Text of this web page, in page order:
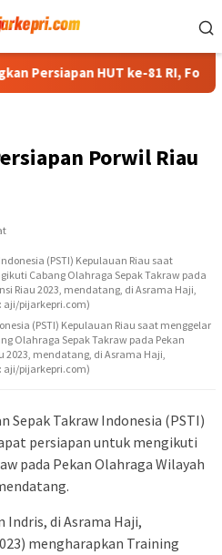
HUT ke-81 RI, Formasi
Porwil Riau
(PSTI) Kepulauan Riau saat menggelar
Olahraga Sepak Takraw pada Pekan
2023, mendatang, di Asrama Haji,
aji/pijarkepri.com)
Sepak Takraw Indonesia (PSTI)
persiapan untuk mengikuti
pada Pekan Olahraga Wilayah
Indris, di Asrama Haji,
mengharapkan Training